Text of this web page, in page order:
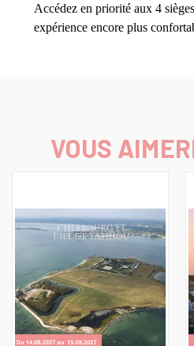
Accédez en priorité aux 4
expérience encore plus
VOUS